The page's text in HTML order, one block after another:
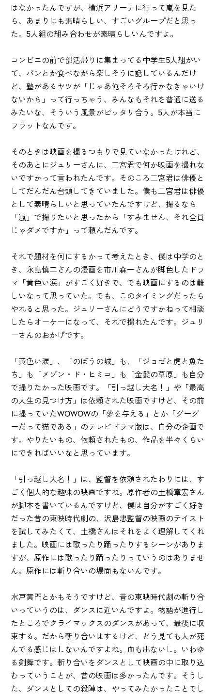
はなかったんですが、横浜アリーナに行って嵐を見た
ら、あまりにも素晴らしい、すごいグループだと思っ
た。5人組の組み合わせが素晴らしいんですよ。
コンビニの前で部活帰りに集まってる中学生5人組がい
て、パンとか食べながら楽しそうに話しているんだけ
ど、塾があるヤツが「じゃあ俺そろそろ行かなきゃいけ
ないから」って行っちゃう、みんなもそれを普通に送る
みたいな、そういう風景がピッタリ合う。5人が本当に
フラットなんです。
そのときは映画を撮るつもりで見ていなかったけれど、
そのあとにジュリーさんに、二宮君で何か映画を撮れな
いですかって言われたんです。そのころ二宮君は俳優と
してだんだん台頭してきていました。僕も二宮君は俳優
として素晴らしいと思っていたんですけど、撮るなら
「嵐」で撮りたいと思ったから「すみません、それ全員
じゃダメですか」って頼んだんです。
それで題材を何にするかって考えたとき、僕は中学のと
き、永島慎二さんの漫画を市川森一さんが脚色したドラ
マ「黄色い涙」がすごく好きで、でも映画にするのは難
しいなって思っていた。でも、このタイミングだったら
やれると思った。ジュリーさんにどうですかねって相談
したらオーケーになって、それで撮れたんです。ジュリ
ーさんのおかげです。
「黄色い涙」、「のぼうの城」も、「ジョゼと虎と魚た
ち」も「メゾン・ド・ヒミコ」も「金髪の草原」も自分
で撮りたかった映画です。「引っ越し大名！」や「最高
の人生の見つけ方」は依頼された映画ですけど、その前
に撮っていたWOWOWの「夢を与える」とか「グーグ
ーだって猫である」のテレビドラマ版は、自分の企画で
す。やりたいもの、依頼されたもの、作品を半々くらい
にできればいいなと思っています。
「引っ越し大名！」は、監督を依頼されたわりには、す
ごく個人的な趣味の映画ですね。原作者の土橋章宏さん
が脚本を書いているんですけど、僕は自分がすごく好き
だった昔の東映時代劇の、沢島忠監督の映画のテイスト
を試してみたくて、土橋さんはそれをよく理解してくれ
ました。映画には歌ったり踊ったりするシーンがありま
すが、原作には歌ったり踊ったりっていうのはありませ
ん。原作には斬り合いの場面もないんです。
水戸黄門とかもそうですけど、昔の東映時代劇の斬り合
いっていうのは、ダンスに近いんですよ。物語が進行し
たところでクライマックスのダンスがあって、最後に収
束する。だから斬り合いはするけど、どう見ても人が死
んでる感じはしないんですよね。血も出ないし。いわゆ
る剣舞です。斬り合いをダンスとして映画の中に取り込
むっていうことが、昔の映画は多かったんです。そうし
た、ダンスとしての殺陣は、やってみたかったことでし